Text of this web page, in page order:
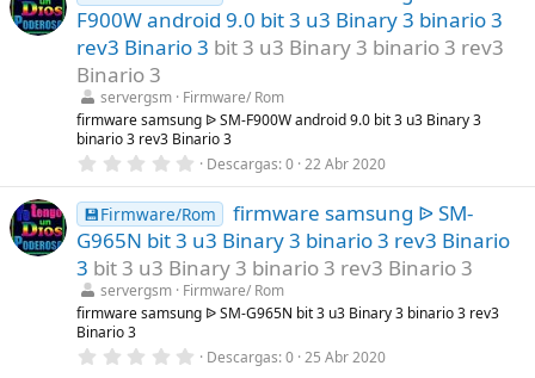
e
s
t
r
l
l
a
(
s
F900W android 9.0 bit 3 u3 Binary 3 binario 3
rev3 Binario 3 bit 3 u3 Binary 3 binario 3 rev3
Binario 3
servergsm Firmware/ Rom
firmware samsung ᐉ SM-F900W android 9.0 bit 3 u3 Binary 3
binario 3 rev3 Binario 3
0
0
0
e
s
t
r
e
l
l
Descargas 0 22 Abr 2020
💾Firmware/Rom
firmware samsung ᐉ SM-
G965N bit 3 u3 Binary 3 binario 3 rev3 Binario
3 bit 3 u3 Binary 3 binario 3 rev3 Binario 3
servergsm Firmware/ Rom
firmware samsung ᐉ SM-G965N bit 3 u3 Binary 3 binario 3 rev3
Binario 3
0 Descargas 0 25 Abr 2020